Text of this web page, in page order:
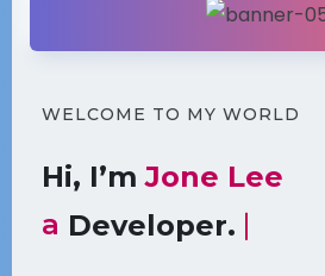
WELCOME TO MY WORLD
Hi, I’mJone Lee
a Professional